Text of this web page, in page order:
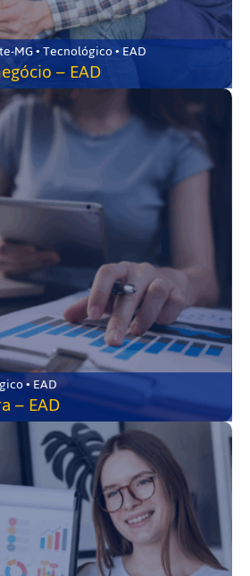
Santo Antônio do Monte-MG • Tecnológico • EAD
– EAD
• EAD
– EAD